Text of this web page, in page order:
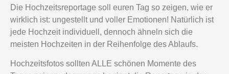
Die Hochzeitsreportage soll euren Tag so zeigen, wie er
wirklich ist: ungestellt und voller Emotionen! Natürlich ist
jede Hochzeit individuell, dennoch ähneln sich die
meisten Hochzeiten in der Reihenfolge des Ablaufs.
Hochzeitsfotos sollten ALLE schönen Momente des